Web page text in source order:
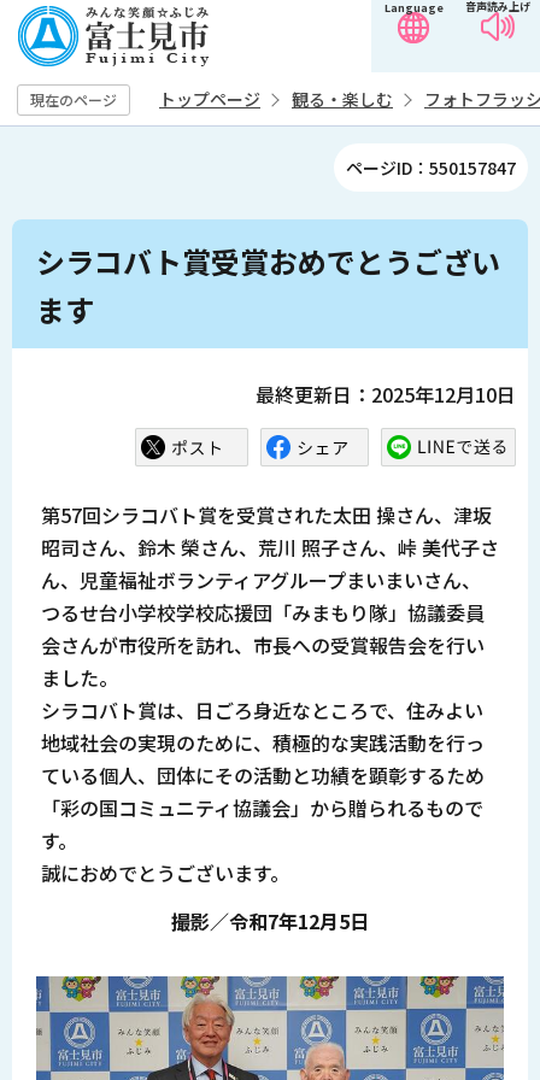
の
ペ
ー
音声読み上げ
Language
現在のページ トップページ 観る・楽しむ フォトフラッ
ページID：550157847
本
か
シラコバト賞受賞おめでとうござい
ます
最終更新日：2025年12月10日
第57回シラコバト賞を受賞された太田 操さん、津坂
昭司さん、鈴木 榮さん、荒川 照子さん、峠 美代子さ
ん、児童福祉ボランティアグループまいまいさん、
つるせ台小学校学校応援団「みまもり隊」協議委員
会さんが市役所を訪れ、市長への受賞報告会を行い
ました。
シラコバト賞は、日ごろ身近なところで、住みよい
地域社会の実現のために、積極的な実践活動を行っ
ている個人、団体にその活動と功績を顕彰するため
「彩の国コミュニティ協議会」から贈られるもので
す。
誠におめでとうございます。
撮影／令和7年12月5日